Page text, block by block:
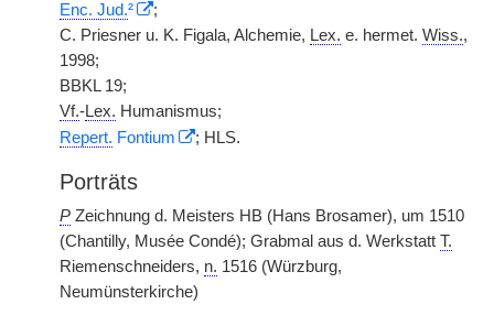
Enc. Jud.²
;
C. Priesner u. K. Figala, Alchemie, Lex. e. hermet. Wiss.,
1998;
BBKL 19;
Vf.-Lex. Humanismus;
Repert. Fontium ; HLS.
Porträts
P Zeichnung d. Meisters HB (Hans Brosamer), um 1510
(Chantilly, Musée Condé); Grabmal aus d. Werkstatt T.
Riemenschneiders, n. 1516 (Würzburg,
Neumünsterkirche)